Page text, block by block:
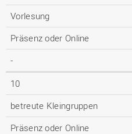
Vorlesung
Präsenz oder Online
-
10
betreute Kleingruppen
Präsenz oder Online